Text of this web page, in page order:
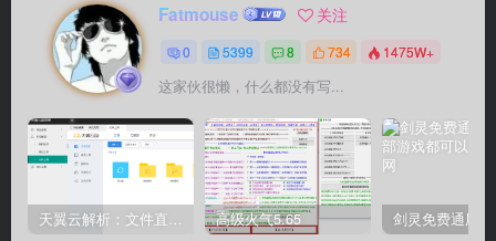
Fatmouse 关注
0 5399 8 734 1475W+
这家伙很懒，什么都没有写...
天翼云解析：文件直链获取源码 高级火气5.65